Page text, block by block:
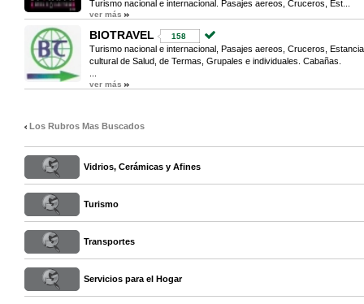
Turismo nacional e internacional. Pasajes aereos, Cruceros, Est...
ver más
BIOTRAVEL 158
Turismo nacional e internacional, Pasajes aereos, Cruceros,
cultural de Salud, de Termas, Grupales e individuales. Cabañas.
ver más
Los Rubros Mas Buscados
Vidrios, Cerámicas y Afines
Turismo
Transportes
Servicios para el Hogar